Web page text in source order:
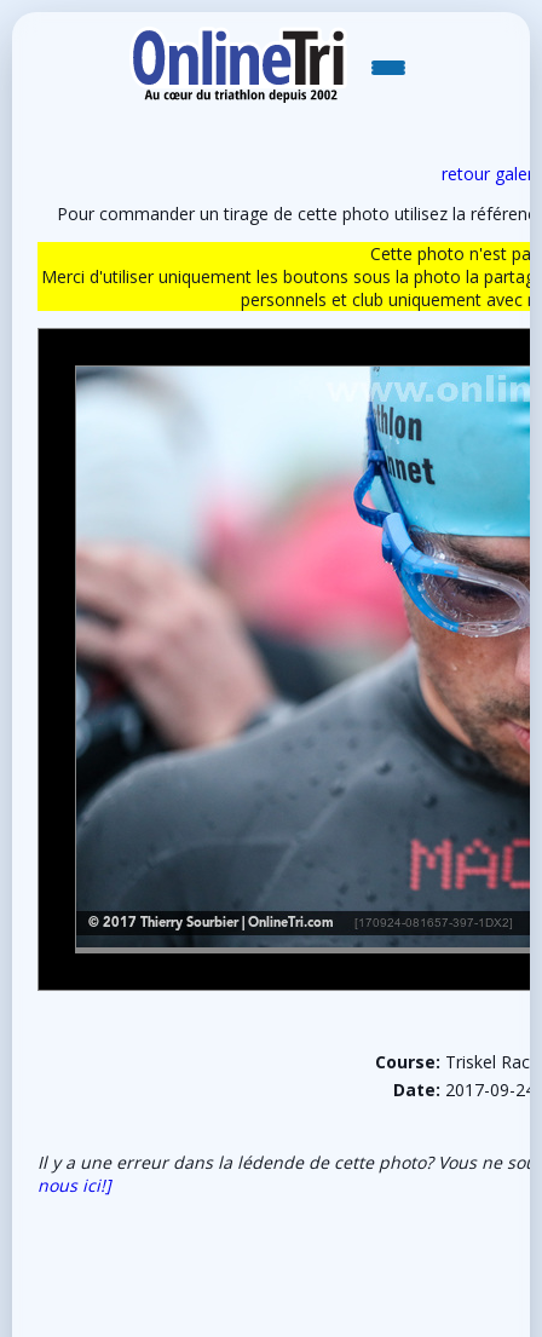
retour
Pour commander un tirage de cette photo utilisez la
Cette photo n'est
Merci d'utiliser uniquement les boutons sous la photo la
personnels et club uniquement avec
Course: Triskel
Date: 2017-09-24
Il y a une erreur dans la lédende de cette photo? Vous ne
nous ici!]